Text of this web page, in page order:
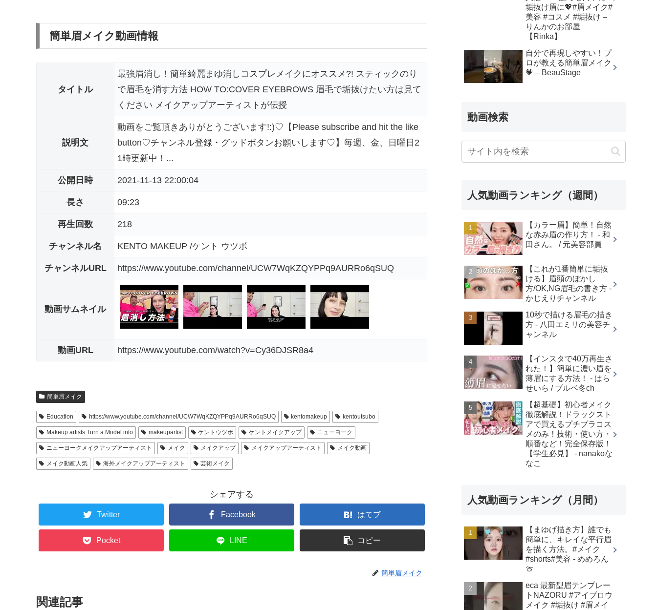
簡単眉メイク動画情報
タイトル
最強眉消し！簡単綺麗まゆ消しコスプレメイクにオススメ?! スティックのり
で眉毛を消す方法 HOW TO:COVER EYEBROWS 眉毛で垢抜けたい方は見て
ください メイクアップアーティストが伝授
説明文
動画をご覧頂きありがとうございます!:)♡【Please subscribe and hit the like
button♡チャンネル登録・グッドボタンお願いします♡】毎週、金、日曜日2
1時更新中！...
公開日時 2021-11-13 22:00:04
長さ 09:23
再生回数 218
チャンネル名 KENTO MAKEUP /ケント ウツボ
チャンネルURL https://www.youtube.com/channel/UCW7WqKZQYPPq9AURRo6qSUQ
動画サムネイル
動画URL https://www.youtube.com/watch?v=Cy36DJSR8a4
簡単眉メイク
Education https://www.youtube.com/channel/UCW7WqKZQYPPq9AURRo6qSUQ kentomakeup kentoutsubo
Makeup artists Turn a Model into makeupartist ケントウツボ ケントメイクアップ ニューヨーク
ニューヨークメイクアップアーティスト メイク メイクアップ メイクアップアーティスト メイク動画
メイク動画人気 海外メイクアップアーティスト 芸術メイク
シェアする
Twitter Facebook はてブ
Pocket LINE コピー
簡単眉メイク
関連記事
垢抜け眉に💖#眉メイク#
美容 #コスメ #垢抜け –
りんかのお部屋
【Rinka】
自分で再現しやすい！プ
ロが教える簡単眉メイク
💗 – BeauStage
動画検索
人気動画ランキング（週間）
【カラー眉】簡単！自然
な赤み眉の作り方！ - 和
田さん。 / 元美容部員
【これが1番簡単に垢抜
ける】眉頭のぼかし
方/OK,NG眉毛の書き方 -
かじえりチャンネル
10秒で描ける眉毛の描き
方 - 八田エミリの美容チ
ャンネル
【インスタで40万再生さ
れた！】簡単に濃い眉を
薄眉にする方法！ - はら
せいら / ブルベ冬ch
【超基礎】初心者メイク
徹底解説！ドラックスト
アで買えるプチプラコス
メのみ！技術・使い方・
順番など！完全保存版！
【学生必見】 - nanakoな
なこ
人気動画ランキング（月間）
【まゆげ描き方】誰でも
簡単に、キレイな平行眉
を描く方法。#メイク
#shorts#美容 - めめろん
🍈
eca 最新型眉テンプレー
トNAZORU #アイブロウ
メイク #垢抜け #眉メイ